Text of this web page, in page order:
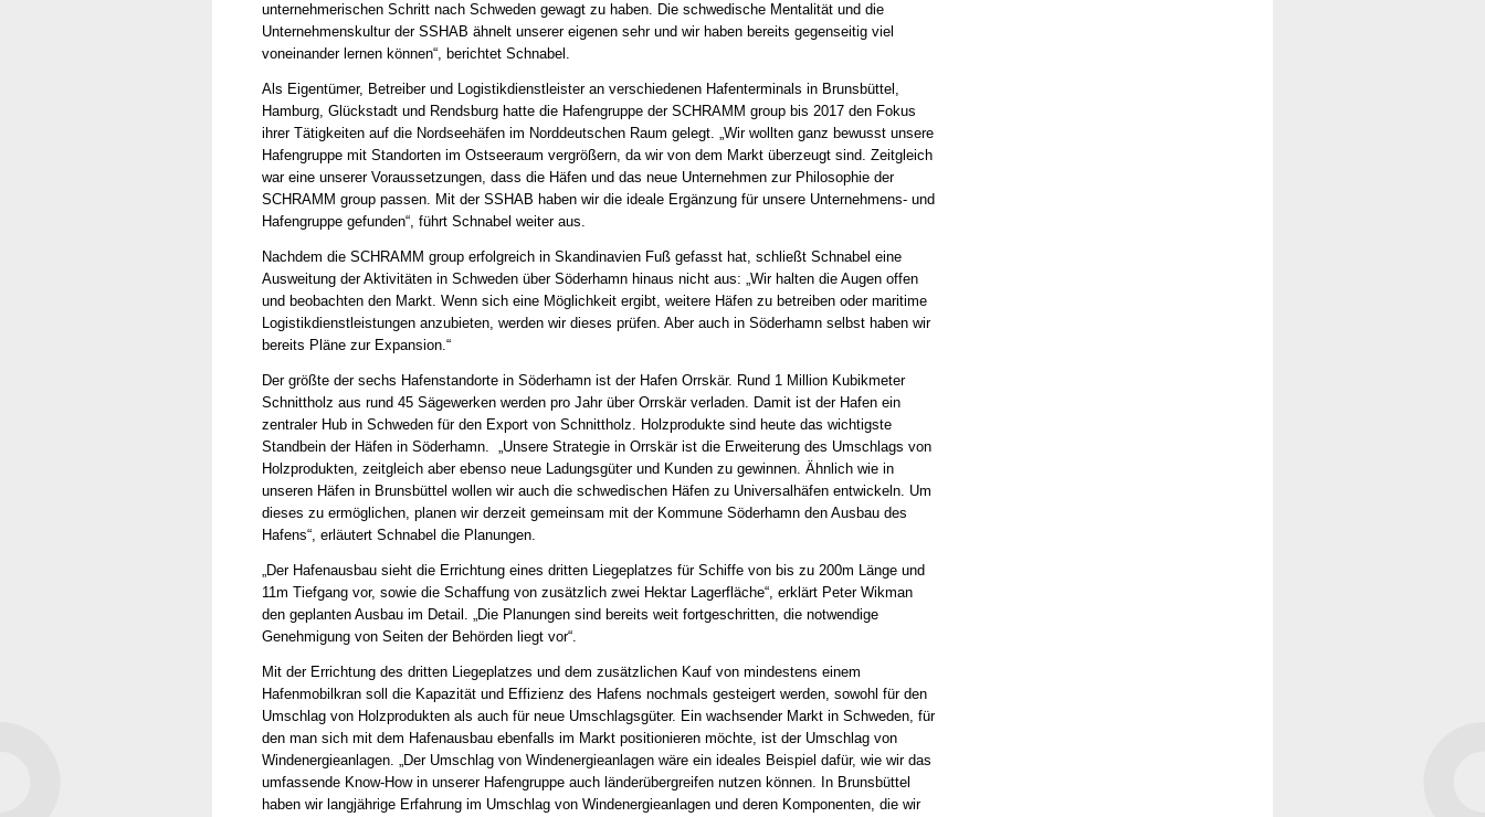
unternehmerischen Schritt nach Schweden gewagt zu haben. Die schwedische Mentalität und die
Unternehmenskultur der SSHAB ähnelt unserer eigenen sehr und wir haben bereits gegenseitig viel
voneinander lernen können“, berichtet Schnabel.
Als Eigentümer, Betreiber und Logistikdienstleister an verschiedenen Hafenterminals in Brunsbüttel,
Hamburg, Glückstadt und Rendsburg hatte die Hafengruppe der SCHRAMM group bis 2017 den Fokus
ihrer Tätigkeiten auf die Nordseehäfen im Norddeutschen Raum gelegt. „Wir wollten ganz bewusst unsere
Hafengruppe mit Standorten im Ostseeraum vergrößern, da wir von dem Markt überzeugt sind. Zeitgleich
war eine unserer Voraussetzungen, dass die Häfen und das neue Unternehmen zur Philosophie der
SCHRAMM group passen. Mit der SSHAB haben wir die ideale Ergänzung für unsere Unternehmens- und
Hafengruppe gefunden“, führt Schnabel weiter aus.
Nachdem die SCHRAMM group erfolgreich in Skandinavien Fuß gefasst hat, schließt Schnabel eine
Ausweitung der Aktivitäten in Schweden über Söderhamn hinaus nicht aus: „Wir halten die Augen offen
und beobachten den Markt. Wenn sich eine Möglichkeit ergibt, weitere Häfen zu betreiben oder maritime
Logistikdienstleistungen anzubieten, werden wir dieses prüfen. Aber auch in Söderhamn selbst haben wir
bereits Pläne zur Expansion.“
Der größte der sechs Hafenstandorte in Söderhamn ist der Hafen Orrskär. Rund 1 Million Kubikmeter
Schnittholz aus rund 45 Sägewerken werden pro Jahr über Orrskär verladen. Damit ist der Hafen ein
zentraler Hub in Schweden für den Export von Schnittholz. Holzprodukte sind heute das wichtigste
Standbein der Häfen in Söderhamn. „Unsere Strategie in Orrskär ist die Erweiterung des Umschlags von
Holzprodukten, zeitgleich aber ebenso neue Ladungsgüter und Kunden zu gewinnen. Ähnlich wie in
unseren Häfen in Brunsbüttel wollen wir auch die schwedischen Häfen zu Universalhäfen entwickeln. Um
dieses zu ermöglichen, planen wir derzeit gemeinsam mit der Kommune Söderhamn den Ausbau des
Hafens“, erläutert Schnabel die Planungen.
„Der Hafenausbau sieht die Errichtung eines dritten Liegeplatzes für Schiffe von bis zu 200m Länge und
11m Tiefgang vor, sowie die Schaffung von zusätzlich zwei Hektar Lagerfläche“, erklärt Peter Wikman
den geplanten Ausbau im Detail. „Die Planungen sind bereits weit fortgeschritten, die notwendige
Genehmigung von Seiten der Behörden liegt vor“.
Mit der Errichtung des dritten Liegeplatzes und dem zusätzlichen Kauf von mindestens einem
Hafenmobilkran soll die Kapazität und Effizienz des Hafens nochmals gesteigert werden, sowohl für den
Umschlag von Holzprodukten als auch für neue Umschlagsgüter. Ein wachsender Markt in Schweden, für
den man sich mit dem Hafenausbau ebenfalls im Markt positionieren möchte, ist der Umschlag von
Windenergieanlagen. „Der Umschlag von Windenergieanlagen wäre ein ideales Beispiel dafür, wie wir das
umfassende Know-How in unserer Hafengruppe auch länderübergreifen nutzen können. In Brunsbüttel
haben wir langjährige Erfahrung im Umschlag von Windenergieanlagen und deren Komponenten, die wir